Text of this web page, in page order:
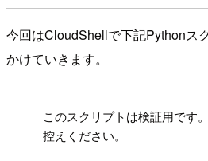
今回はCloudShellで下記Pythonス
かけていきます。
このスクリプトは検証用です
控えください。